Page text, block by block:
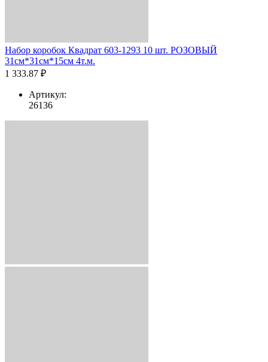
Набор коробок Квадрат 603-1293 10 шт. РОЗОВЫЙ
31см*31см*15см 4т.м.
1 333.87 ₽
Артикул:
26136